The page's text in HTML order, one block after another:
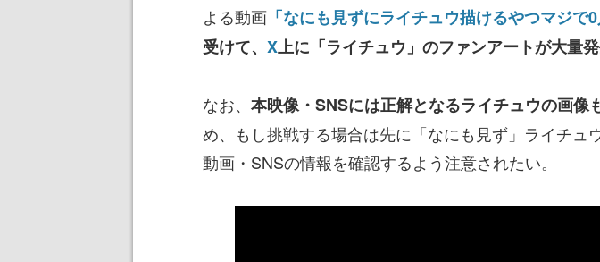
よる動画 「なにも見ずにライチュウ描けるやつマジで0
受けて、 X上に「ライチュウ」のファンアートが大量
なお、 本映像・SNSには正解となるライチュウの画像
め、もし挑戦する場合は先に「なにも見ず」ライチュ
動画・SNSの情報を確認するよう注意されたい。